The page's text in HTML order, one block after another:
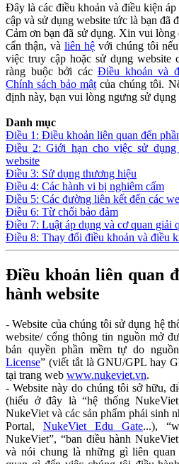
Đây là các điều khoản và điều kiện
cập và sử dụng website tức là bạn đã
Cảm ơn bạn đã sử dụng. Xin vui
cẩn thận, và liên hệ với chúng tôi
việc truy cập hoặc sử dụng website
ràng buộc bởi các Điều khoản và
Chính sách bảo mật của chúng tôi.
định này, bạn vui lòng ngưng sử dụng
Danh mục
Điều 1: Điều khoản liên quan đến
Điều 2: Giới hạn cho việc sử dụng
website
Điều 3: Sử dụng thương hiệu
Điều 4: Các hành vi bị nghiêm cấm
Điều 5: Các đường liên kết đến các
Điều 6: Từ chối bảo đảm
Điều 7: Luật áp dụng và cơ quan giải
Điều 8: Thay đổi điều khoản và điều
Điều khoản liên quan
hành website
- Website của chúng tôi sử dụng hệ
website/ cổng thông tin nguồn mở
bản quyền phần mềm tự do
License” (viết tắt là GNU/GPL hay
tại trang web www.nukeviet.vn.
- Website này do chúng tôi sở hữu,
(hiểu ở đây là “hệ thống
NukeViet và các sản phẩm phái sinh
Portal, NukeViet Edu Gate...),
NukeViet”, “ban điều hành
và nói chung là những gì liên